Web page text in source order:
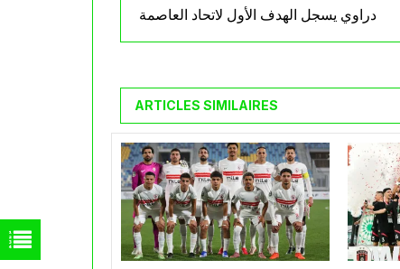
دراوي يسجل الهدف الأول لاتحاد العاصمة
ARTICLES SIMILAIRES